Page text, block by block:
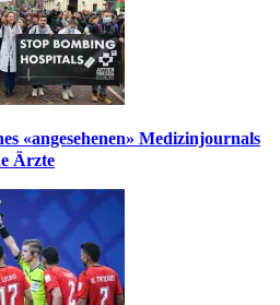
«angesehenen» Medizinjournals
Ärzte